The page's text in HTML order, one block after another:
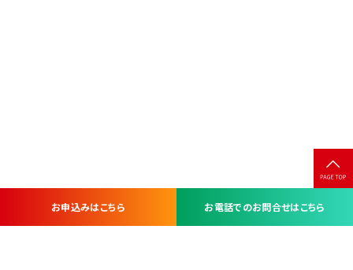
お申込みはこちら お電話でのお問合せはこちら